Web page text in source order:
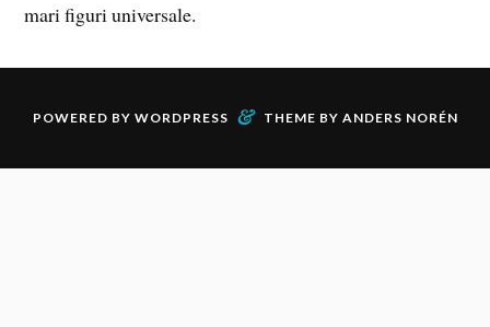
mari figuri universale.
POWERED BY WORDPRESS & THEME BY ANDERS NORÉN